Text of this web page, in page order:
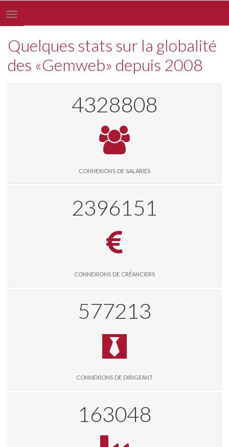
Toggle
navigation
Quelques stats sur la globalité
des «Gemweb» depuis 2008
4447304
connexions de salariés
2461480
connexions de créanciers
592740
connexions de dirigeant
167434